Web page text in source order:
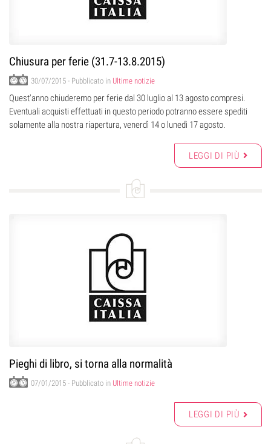
Chiusura per ferie (31.7-13.8.2015)
30/07/2015 - Pubblicato in Ultime notizie
Quest'anno chiuderemo per ferie dal 30 luglio al 13 agosto compresi.
Eventuali acquisti effettuati in questo periodo potranno essere spediti
solamente alla nostra riapertura, venerdì 14 o lunedì 17 agosto.
LEGGI DI PIÙ
Pieghi di libro, si torna alla normalità
07/01/2015 - Pubblicato in Ultime notizie
LEGGI DI PIÙ